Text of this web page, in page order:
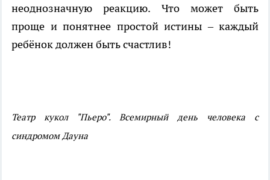
неоднозначную реакцию. Что может быть
проще и понятнее простой истины – каждый
ребёнок должен быть счастлив!
Театр кукол "Пьеро". Всемирный день человека с
синдромом Дауна